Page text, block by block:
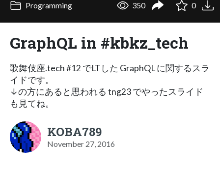
Programming 350 0
GraphQL in #kbkz_tech
歌舞伎座.tech #12 でLTした GraphQL に関するスラ
イドです。
↓の方にあると思われる tng23 でやったスライド
も見てね。
KOBA789
November 27, 2016